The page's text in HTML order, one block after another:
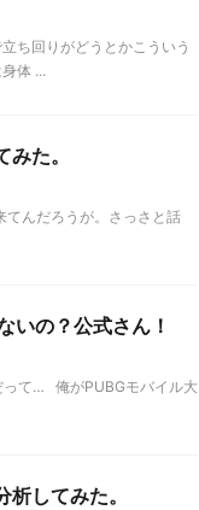
ち回りがどうとかこういう
体 ...
た。
てんだろうが。さっさと話
いの？公式さん！
って… 俺がPUBGモバイル大
してみた。